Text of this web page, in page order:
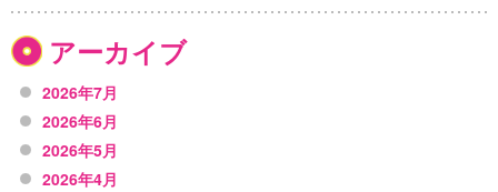
アーカイブ
2026年7月
2026年6月
2026年5月
2026年4月